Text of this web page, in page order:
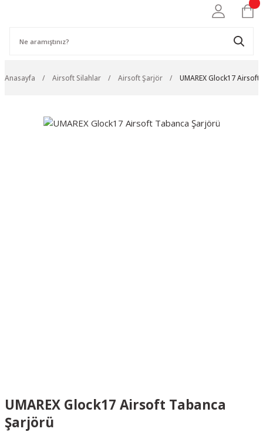
Anasayfa Airsoft Silahlar Airsoft Şarjör UMAREX Glock17
UMAREX Glock17 Airsoft Tabanca
Şarjörü